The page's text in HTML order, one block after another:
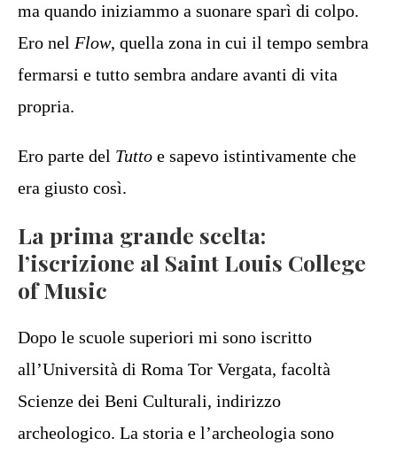
ma quando iniziammo a suonare sparì di colpo.
Ero nel Flow, quella zona in cui il tempo sembra
fermarsi e tutto sembra andare avanti di vita
propria.
Ero parte del Tutto e sapevo istintivamente che
era giusto così.
La prima grande scelta:
l’iscrizione al Saint Louis College
of Music
Dopo le scuole superiori mi sono iscritto
all’Università di Roma Tor Vergata, facoltà
Scienze dei Beni Culturali, indirizzo
archeologico. La storia e l’archeologia sono